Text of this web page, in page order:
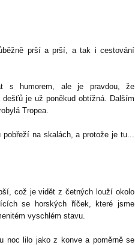
prší a prší, a tak i cestování
s humorem, ale je pravdou, že
dešťů je už poněkud obtížná. Dalším
Tropea.
na skalách, a protože je tu...
což je vidět z četných louží okolo
se horských říček, které jsme
vyschlém stavu.
noc lilo jako z konve a poměrně se